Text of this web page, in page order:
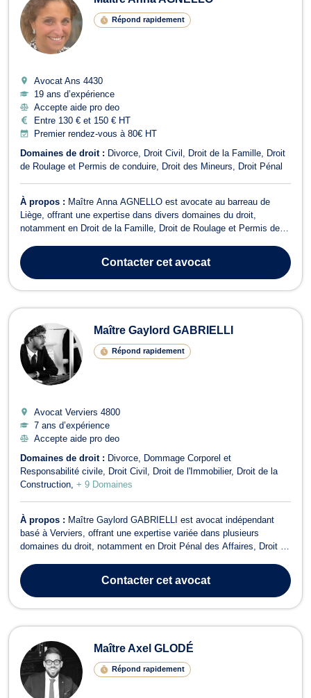
Répond rapidement
Avocat Ans 4430
19 ans d’expérience
Accepte aide pro deo
Entre 130 € et 150 € HT
Premier rendez-vous à 80€ HT
Domaines de droit : Divorce Droit Civil Droit de la Famille
Droit
de Roulage et Permis de conduire
Droit des Mineurs Droit Pénal
À propos : Maître Anna AGNELLO est avocate au barreau de
Liège, offrant une expertise dans divers domaines du droit,
notamment en Droit de la Famille, Droit de Roulage et Permis de
Droit de la Famille, Maître AGNELLO vous accompagne dans les
procédures de divorce, q...Contactercet avocat
Maître Gaylord GABRIELLI
Répond rapidement
Avocat Verviers 4800
7 ans d’expérience
Accepte aide pro deo
Domaines de droit : Divorce
Dommage Corporel et
Responsabilité civile
Droit Civil Droit de l'Immobilier
Droit de la
Construction + 9 Domaines
À propos : Maître Gaylord GABRIELLI est avocat indépendant
basé à Verviers, offrant une expertise variée dans plusieurs
domaines du droit, notamment en Droit Pénal des Affaires, Droit de
des Successions, Divorce, Dommage Corporel et Responsabilité
civile, Droit Pén...
Contactercet avocat
Maître Axel GLODÉ
Répond rapidement